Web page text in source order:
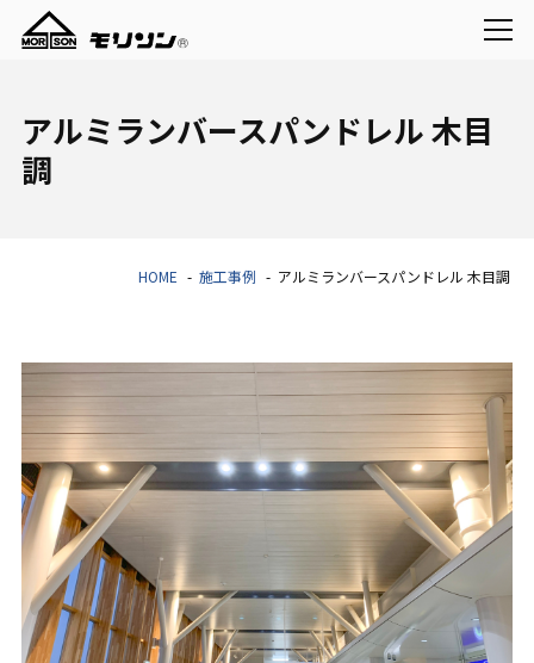
アルミランバースパンドレル 木目
調
HOME 施工事例 アルミランバースパンドレル 木目調